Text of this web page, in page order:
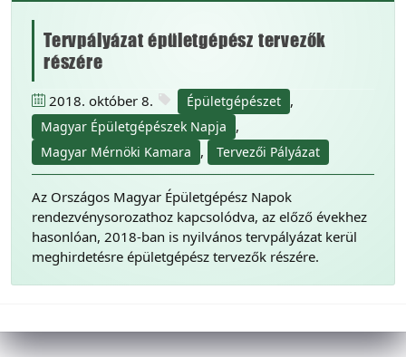
Tervpályázat épületgépész tervezők
részére
2018. október 8. Épületgépészet ,
Magyar Épületgépészek Napja ,
Magyar Mérnöki Kamara , Tervezői Pályázat
Az Országos Magyar Épületgépész Napok
rendezvénysorozathoz kapcsolódva, az előző évekhez
hasonlóan, 2018-ban is nyilvános tervpályázat kerül
meghirdetésre épületgépész tervezők részére.